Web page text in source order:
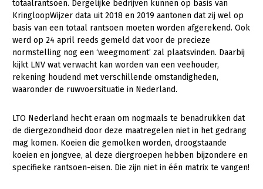
totaalrantsoen. Dergelijke bedrijven kunnen op basis van
KringloopWijzer data uit 2018 en 2019 aantonen dat zij wel op
basis van een totaal rantsoen moeten worden afgerekend. Ook
werd op 24 april reeds gemeld dat voor de precieze
normstelling nog een ‘weegmoment’ zal plaatsvinden. Daarbij
kijkt LNV wat verwacht kan worden van een veehouder,
rekening houdend met verschillende omstandigheden,
waaronder de ruwvoersituatie in Nederland.
LTO Nederland hecht eraan om nogmaals te benadrukken dat
de diergezondheid door deze maatregelen niet in het gedrang
mag komen. Koeien die gemolken worden, droogstaande
koeien en jongvee, al deze diergroepen hebben bijzondere en
specifieke rantsoen-eisen. Die zijn niet in één matrix te vangen!